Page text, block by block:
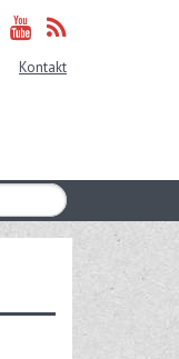
Kontakt